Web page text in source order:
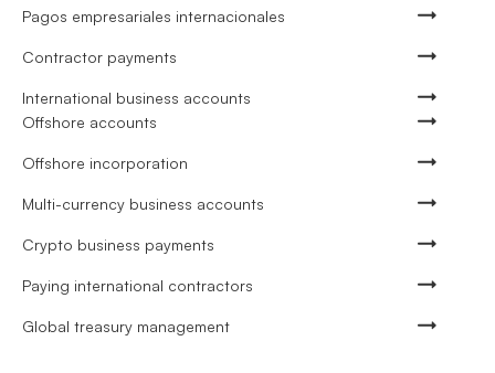
Pagos empresariales internacionales
Contractor payments
International business accounts
Offshore accounts
Offshore incorporation
Multi-currency business accounts
Crypto business payments
Paying international contractors
Global treasury management